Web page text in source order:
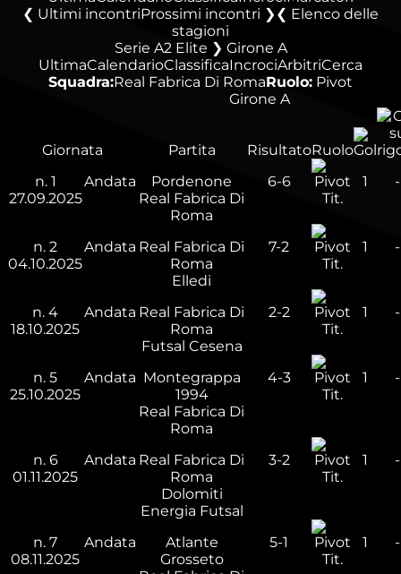
❮ Ultimi incontriProssimi incontri ❯
Elenco delle
stagioni
Serie A2 Elite ❯ Girone A
UltimaCalendarioClassificaIncrociArbitriCerca
Squadra:Real Fabrica Di RomaRuolo: Pivot
Girone A
Giornata Partita RisultatoRuolo
n. 1
27.09.2025
Andata
Pordenone
Real Fabrica Di
Roma
6-6
Tit.
1 -
n.2
04.10.2025
Andata Real Fabrica Di
Roma
Elledi
7-2
Tit.
1 -
n.4
18.10.2025
Andata Real Fabrica Di
Roma
Futsal Cesena
2-2
Tit.
1 -
n.5
25.10.2025
Andata Montegrappa
1994
Real Fabrica Di
Roma
4-3
Tit.
1 -
n. 6
01.11.2025
Andata Real Fabrica Di
Roma
Dolomiti
Energia Futsal
3-2
Tit.
1 -
n.7
08.11.2025
Andata
Atlante
Grosseto
5-1
Tit.
1 -